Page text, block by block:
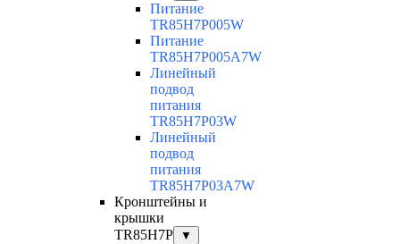
Питание
TR85H7P005W
Питание
TR85H7P005A7W
Линейный
подвод
питания
TR85H7P03W
Линейный
подвод
питания
TR85H7P03A7W
Кронштейны и
крышки
TR85H7P
▼